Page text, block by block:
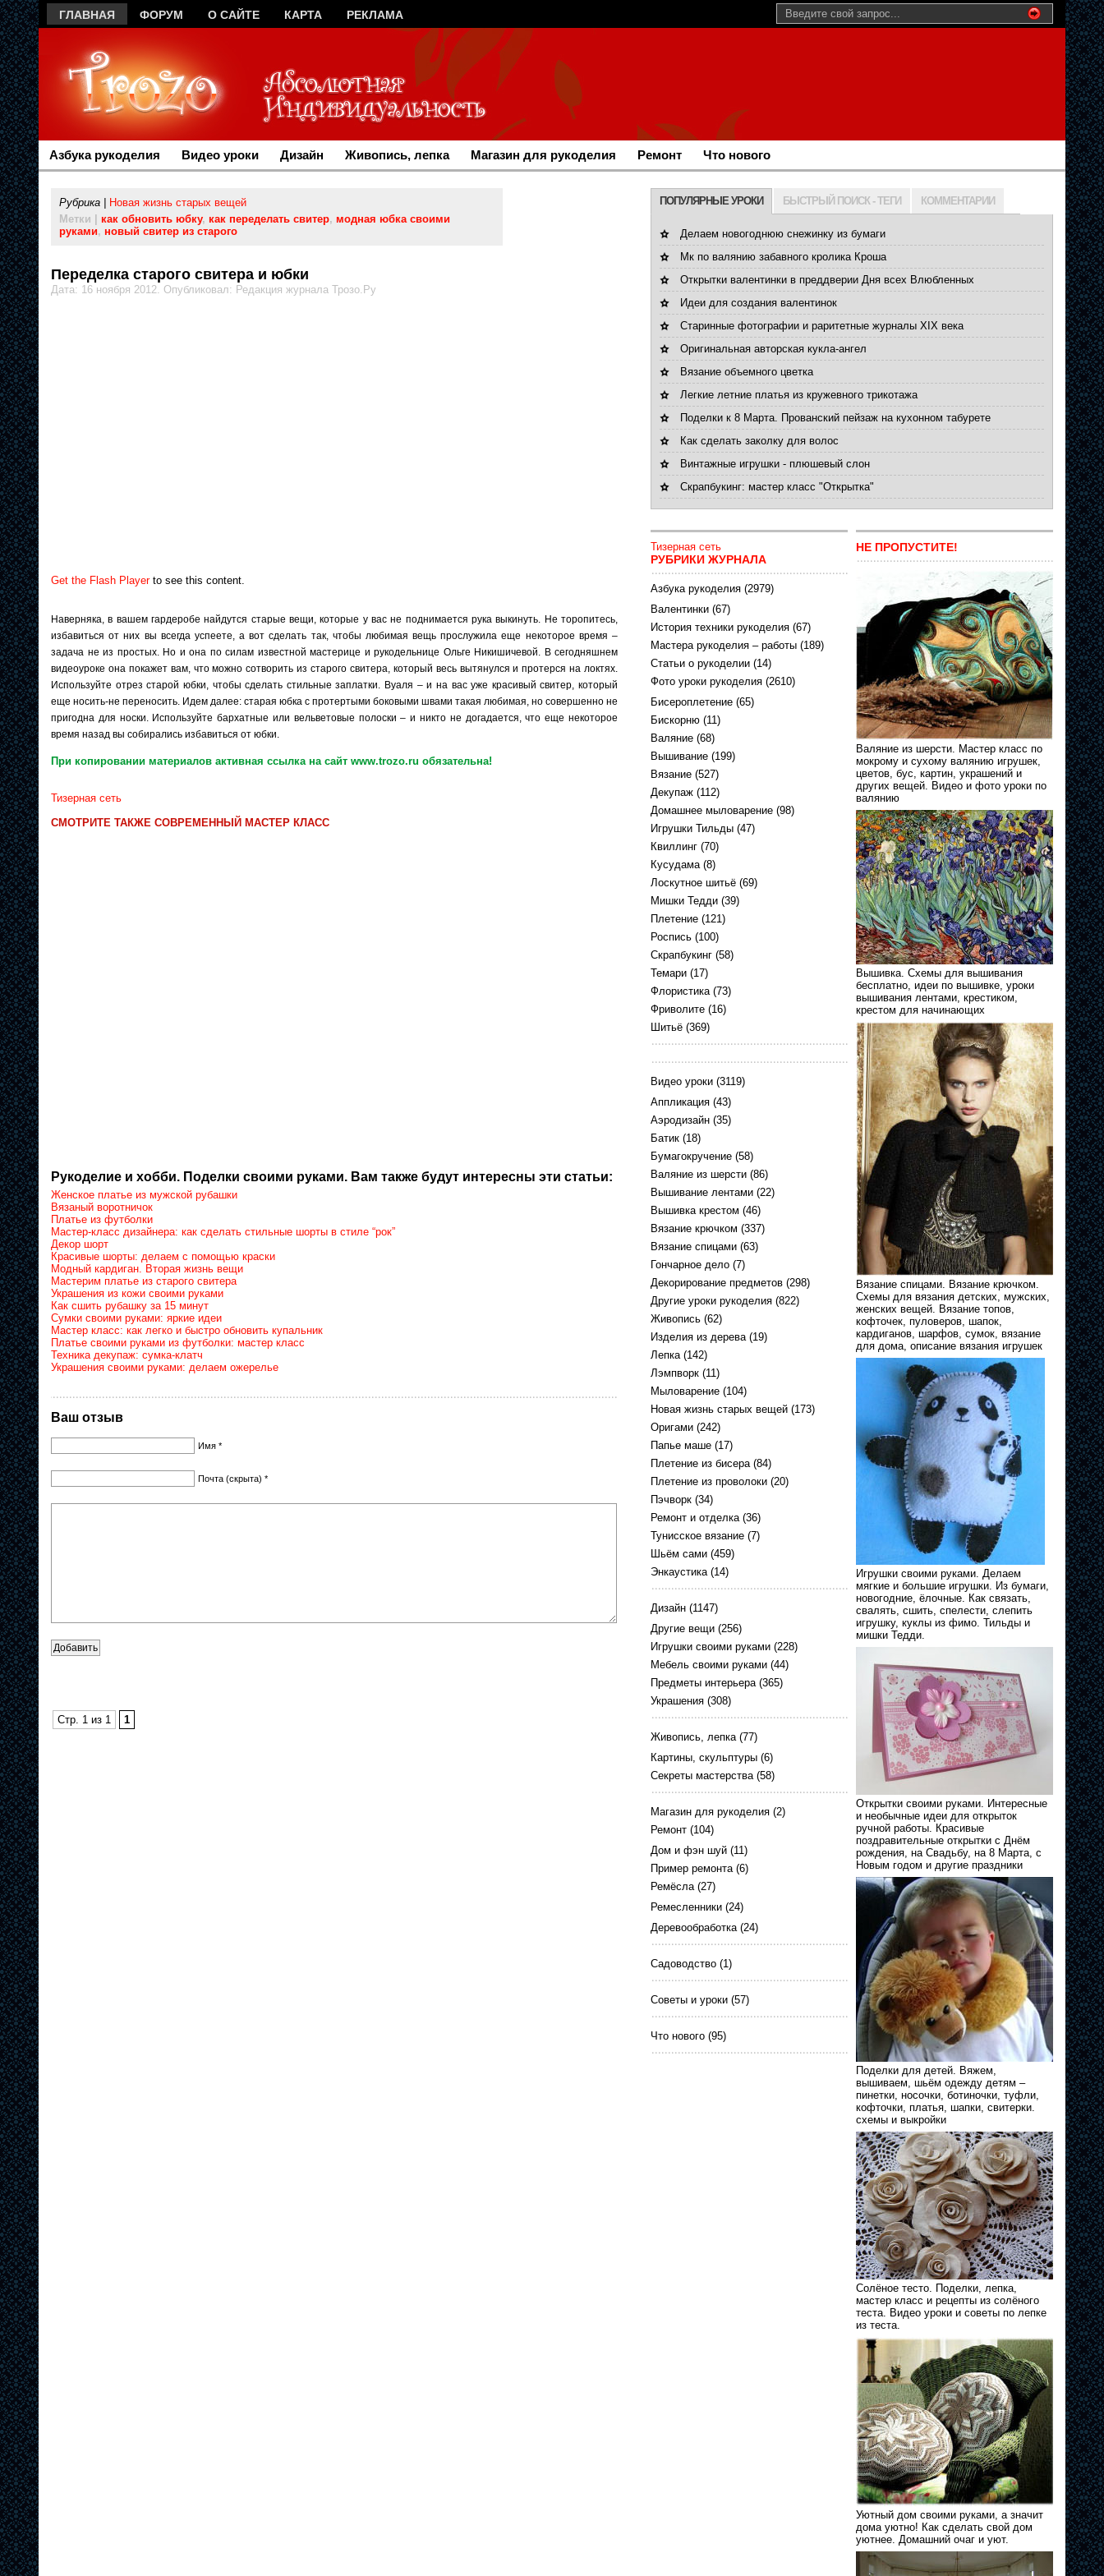
ГЛАВНАЯ ФОРУМ О САЙТЕ КАРТА РЕКЛАМА
Азбука рукоделия Видео уроки Дизайн Живопись, лепка Магазин для рукоделия Ремонт Что нового
Рубрика |
Новая жизнь старых вещей
Метки | как обновить юбку, как переделать свитер, модная юбка своими
руками, новый свитер из старого
Переделка старого свитера и юбки
Дата: 16 ноября 2012. Опубликовал: Редакция журнала Трозо.Ру
Get the Flash Playerto see this content.
Наверняка, в вашем гардеробе найдутся старые вещи, которые у вас не поднимается рука выкинуть. Не торопитесь,
избавиться от них вы всегда успеете, а вот сделать так, чтобы любимая вещь прослужила еще некоторое время –
задача не из простых. Но и она по силам известной мастерице и рукодельнице Ольге Никишичевой. В сегодняшнем
видеоуроке она покажет вам, что можно сотворить из старого свитера, который весь вытянулся и протерся на локтях.
Используйте отрез старой юбки, чтобы сделать стильные заплатки. Вуаля – и на вас уже красивый свитер, который
еще носить-не переносить. Идем далее: старая юбка с протертыми боковыми швами такая любимая, но совершенно не
пригодна для носки. Используйте бархатные или вельветовые полоски – и никто не догадается, что еще некоторое
время назад вы собирались избавиться от юбки.
При копировании материалов активная ссылка на сайт www.trozo.ru обязательна!
Тизерная сеть
СМОТРИТЕ ТАКЖЕ СОВРЕМЕННЫЙ МАСТЕР КЛАСС
Рукоделие и хобби. Поделки своими руками. Вам также будут интересны эти статьи:
Женское платье из мужской рубашки
Вязаный воротничок
Платье из футболки
Мастер-класс дизайнера: как сделать стильные шорты в стиле “рок”
Декор шорт
Красивые шорты: делаем с помощью краски
Модный кардиган. Вторая жизнь вещи
Мастерим платье из старого свитера
Украшения из кожи своими руками
Как сшить рубашку за 15 минут
Сумки своими руками: яркие идеи
Мастер класс: как легко и быстро обновить купальник
Платье своими руками из футболки: мастер класс
Техника декупаж: сумка-клатч
Украшения своими руками: делаем ожерелье
Ваш отзыв
Имя *
Почта (скрыта) *
Стр. 1 из 1 1
ПОПУЛЯРНЫЕ УРОКИ БЫСТРЫЙ ПОИСК - ТЕГИ КОММЕНТАРИИ
Делаем новогоднюю снежинку из бумаги
Мк по валянию забавного кролика Кроша
Открытки валентинки в преддверии Дня всех Влюбленных
Идеи для создания валентинок
Старинные фотографии и раритетные журналы XIX века
Оригинальная авторская кукла-ангел
Вязание объемного цветка
Легкие летние платья из кружевного трикотажа
Поделки к 8 Марта. Прованский пейзаж на кухонном табурете
Как сделать заколку для волос
Винтажные игрушки - плюшевый слон
Скрапбукинг: мастер класс "Открытка"
Тизерная сеть
РУБРИКИ ЖУРНАЛА
Азбука рукоделия (2979)
Валентинки (67)
История техники рукоделия (67)
Мастера рукоделия – работы (189)
Статьи о рукоделии (14)
Фото уроки рукоделия (2610)
Бисероплетение (65)
Бискорню (11)
Валяние (68)
Вышивание (199)
Вязание (527)
Декупаж (112)
Домашнее мыловарение (98)
Игрушки Тильды (47)
Квиллинг (70)
Кусудама(8)
Лоскутное шитьё (69)
Мишки Тедди (39)
Плетение (121)
Роспись (100)
Скрапбукинг (58)
Темари (17)
Флористика(73)
Фриволите (16)
Шитьё (369)
Видео уроки (3119)
Аппликация (43)
Аэродизайн (35)
Батик (18)
Бумагокручение (58)
Валяние из шерсти (86)
Вышивание лентами (22)
Вышивка крестом (46)
Вязание крючком (337)
Вязание спицами (63)
Гончарное дело (7)
Декорирование предметов (298)
Другие уроки рукоделия (822)
Живопись (62)
Изделия из дерева(19)
Лепка(142)
Лэмпворк (11)
Мыловарение (104)
Новая жизнь старых вещей (173)
Оригами (242)
Папье маше (17)
Плетение из бисера(84)
Плетение из проволоки (20)
Пэчворк (34)
Ремонт и отделка(36)
Тунисское вязание (7)
Шьём сами (459)
Энкаустика(14)
Дизайн (1147)
Другие вещи (256)
Игрушки своими руками (228)
Мебель своими руками (44)
Предметы интерьера(365)
Украшения (308)
Живопись, лепка(77)
Картины, скульптуры (6)
Секреты мастерства(58)
Магазин для рукоделия (2)
Ремонт (104)
Дом и фэн шуй (11)
Пример ремонта(6)
Ремёсла(27)
Ремесленники (24)
Деревообработка(24)
Садоводство (1)
Советы и уроки (57)
Что нового (95)
НЕ ПРОПУСТИТЕ!
Валяние из шерсти. Мастер класс по
мокрому и сухому валянию игрушек,
цветов, бус, картин, украшений и
других вещей. Видео и фото уроки по
валянию
Вышивка. Схемы для вышивания
бесплатно, идеи по вышивке, уроки
вышивания лентами, крестиком,
крестом для начинающих
Вязание спицами. Вязание крючком.
Схемы для вязания детских, мужских,
женских вещей. Вязание топов,
кофточек, пуловеров, шапок,
кардиганов, шарфов, сумок, вязание
для дома, описание вязания игрушек
Игрушки своими руками. Делаем
мягкие и большие игрушки. Из бумаги,
новогодние, ёлочные. Как связать,
свалять, сшить, спелести, слепить
игрушку, куклы из фимо. Тильды и
мишки Тедди.
Открытки своими руками. Интересные
и необычные идеи для открыток
ручной работы. Красивые
поздравительные открытки с Днём
рождения, на Свадьбу, на 8 Марта, с
Новым годом и другие праздники
Поделки для детей. Вяжем,
вышиваем, шьём одежду детям –
пинетки, носочки, ботиночки, туфли,
кофточки, платья, шапки, свитерки.
схемы и выкройки
Солёное тесто. Поделки, лепка,
мастер класс и рецепты из солёного
теста. Видео уроки и советы по лепке
из теста.
Уютный дом своими руками, а значит
дома уютно! Как сделать свой дом
уютнее. Домашний очаг и уют.